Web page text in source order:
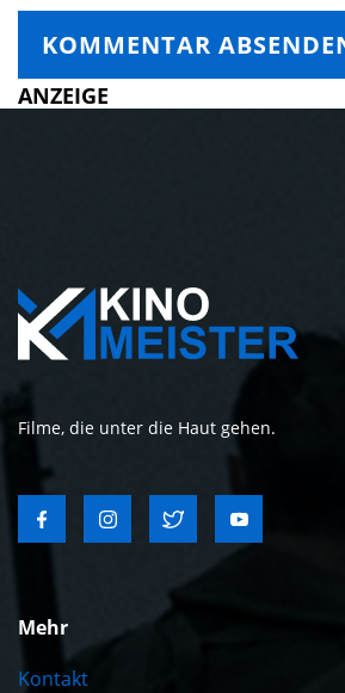
ANZEIGE
Filme, die unter die Haut gehen.
Mehr
Kontakt